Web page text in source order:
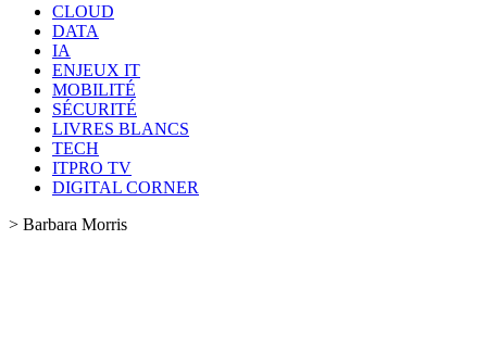
CLOUD
DATA
IA
ENJEUX IT
MOBILITÉ
SÉCURITÉ
LIVRES BLANCS
TECH
ITPRO TV
DIGITAL CORNER
> Barbara Morris